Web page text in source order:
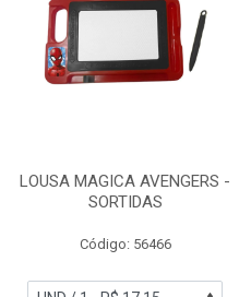
LOUSA MAGICA AVENGERS -
SORTIDAS
Código: 56466